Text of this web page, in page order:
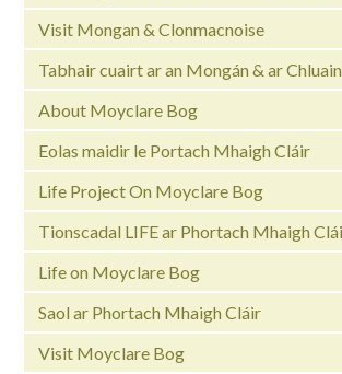
Visit Mongan & Clonmacnoise
Tabhair cuairt ar an Mongán & ar
About Moyclare Bog
Eolas maidir le Portach Mhaigh Cláir
Life Project On Moyclare Bog
Tionscadal LIFE ar Phortach Mhaigh
Life on Moyclare Bog
Saol ar Phortach Mhaigh Cláir
Visit Moyclare Bog